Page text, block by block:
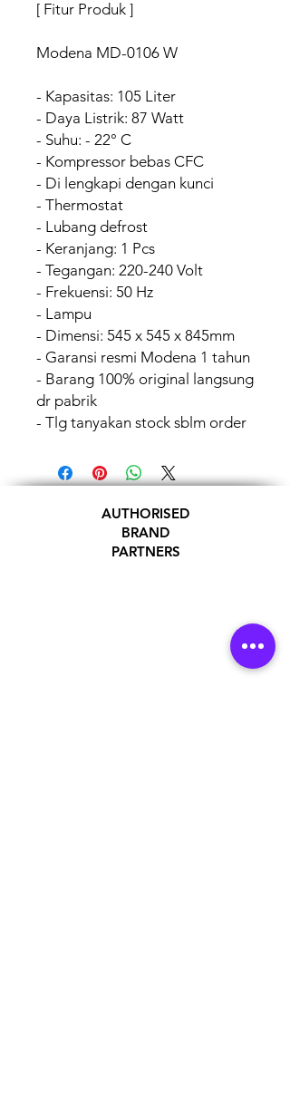
[ Fitur Produk ]
Modena MD-0106 W
- Kapasitas: 105 Liter
- Daya Listrik: 87 Watt
- Suhu: - 22° C
- Kompressor bebas CFC
- Di lengkapi dengan kunci
- Thermostat
- Lubang defrost
- Keranjang: 1 Pcs
- Tegangan: 220-240 Volt
- Frekuensi: 50 Hz
- Lampu
- Dimensi: 545 x 545 x 845mm
- Garansi resmi Modena 1 tahun
- Barang 100% original langsung
dr pabrik
- Tlg tanyakan stock sblm order
AUTHORISED
BRAND
PARTNERS